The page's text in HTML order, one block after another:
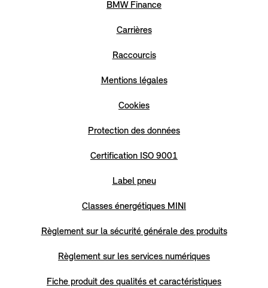
BMW Finance
Carrières
Raccourcis
Mentions légales
Cookies
Protection des données
Certification ISO 9001
Label pneu
Classes énergétiques MINI
Règlement sur la sécurité générale des produits
Règlement sur les services numériques
Fiche produit des qualités et caractéristiques